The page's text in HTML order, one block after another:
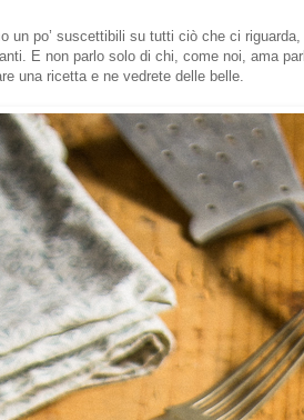
un po’ suscettibili su tutti ciò che ci
E non parlo solo di chi, come noi, ama
una ricetta e ne vedrete delle belle.